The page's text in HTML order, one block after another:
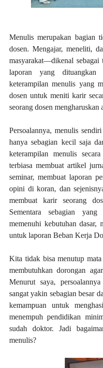
Menulis merupakan bagian
dosen. Mengajar, meneliti,
masyarakat—dikenal
laporan yang
keterampilan menulis yang
dosen untuk meniti karir
seorang dosen mengharuskan
Persoalannya, menulis
hanya sebagian kecil saja
keterampilan menulis
terbiasa membuat artikel
seminar, membuat laporan
opini di koran, dan
membuat karir seorang
Sementara sebagian
memenuhi kebutuhan dasar,
untuk laporan Beban Kerja
Kita tidak bisa menutup
membutuhkan dorongan
Menurut saya,
sangat yakin sebagian besar
kemampuan untuk
menempuh pendidikan
sudah doktor. Jadi
menulis?